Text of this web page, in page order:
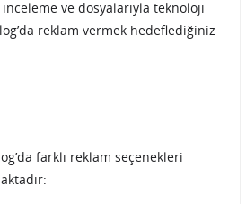
ve dosyalarıyla teknoloji
reklam vermek hedeflediğiniz
farklı reklam seçenekleri